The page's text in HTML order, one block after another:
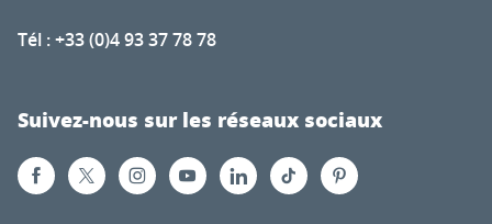
Tél : +33 (0)4 93 37 78 78
Suivez-nous sur les réseaux sociaux